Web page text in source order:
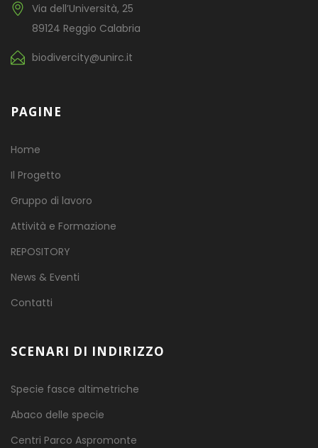
Via dell’Università, 25
89124 Reggio Calabria
biodivercity@unirc.it
PAGINE
Home
Il Progetto
Gruppo di lavoro
Attività e Formazione
REPOSITORY
News & Eventi
Contatti
SCENARI DI INDIRIZZO
Specie fasce altimetriche
Abaco delle specie
Centri Parco Aspromonte